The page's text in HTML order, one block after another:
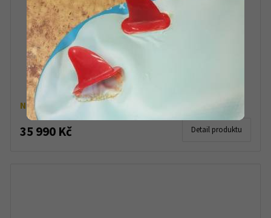
Kajak Perception Carolina 14 s kormidlem
Na objednávku
35 990 Kč Detail produktu